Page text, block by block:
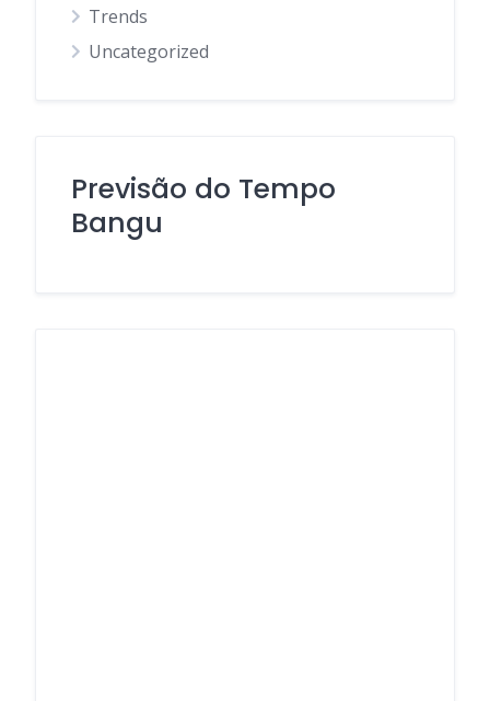
Trends
Uncategorized
Previsão do Tempo
Bangu